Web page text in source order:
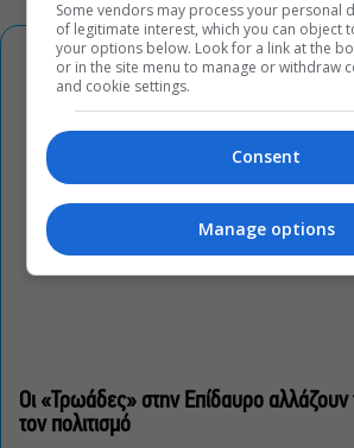
Οι «Τρωάδες» στην Επίδαυρο αλλάζουν
τον πολιτισμό
Some vendors may process your personal
of legitimate interest, which you can object
your options below. Look for a link at the
or in the site menu to manage or withdraw
and cookie settings.
Consent
Manage options